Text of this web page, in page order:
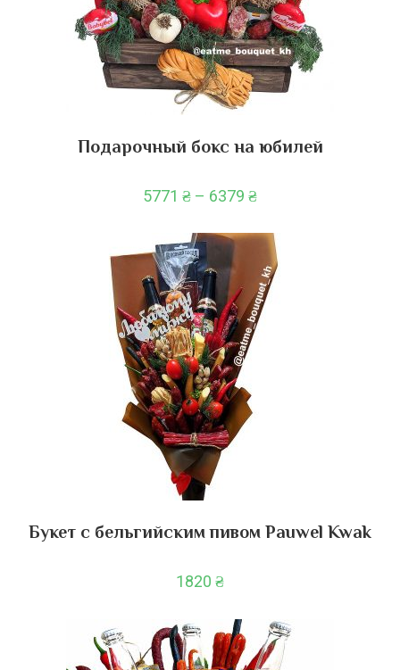
Подарочный бокс на юбилей
5771 ₴ – 6379 ₴
Букет с бельгийским пивом Pauwel Kwak
1820 ₴